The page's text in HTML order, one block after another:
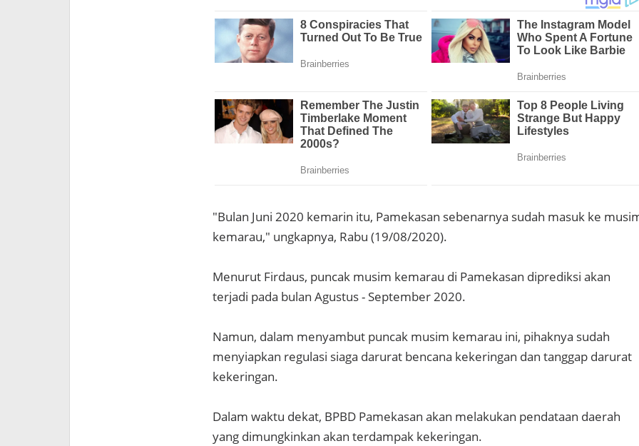
"Bulan Juni 2020 kemarin itu, Pamekasan sebenarnya sudah masuk ke
kemarau," ungkapnya, Rabu (19/08/2020).
Menurut Firdaus, puncak musim kemarau di Pamekasan diprediksi akan
terjadi pada bulan Agustus - September 2020.
Namun, dalam menyambut puncak musim kemarau ini, pihaknya sudah
menyiapkan regulasi siaga darurat bencana kekeringan dan tanggap darurat
kekeringan.
Dalam waktu dekat, BPBD Pamekasan akan melakukan pendataan daerah
yang dimungkinkan akan terdampak kekeringan.